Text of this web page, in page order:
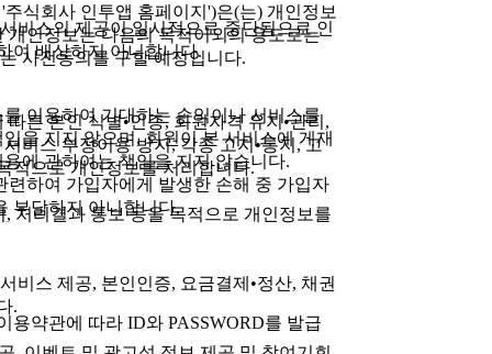
비스의 제공이 일시적으로 중단됨으로 인
여 배상하지 아니합니다.
이용하여 기대하는 손익이나 서비스를
을 지지 않으며, 회원이 본 서비스에 게재
에 관하여는 책임을 지지 않습니다.
하여 가입자에게 발생한 손해 중 가입자
부담하지 아니합니다.
약관에 따라 ID와 PASSWORD를 발급
식회사 인투앱 홈페이지')은(는) 개인정보
인정보는 다음의 목적이외의 용도로는
사전동의를 구할 예정입니다.
른 본인 식별•인증, 회원자격 유지•관리,
비스 부정이용 방지, 각종 고지•통지, 고
적으로 개인정보를 처리합니다.
처리결과 통보 등을 목적으로 개인정보를
비스 제공, 본인인증, 요금결제•정산, 채권
.